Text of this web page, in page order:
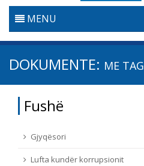
MENU
FILLESTARE
LUFTA KUNDËR KORRUPSIONIT
TË DREJTA THEMELORE
E DREJTA E QYTETARËVE TË BE-SË
Kërko dokumente
Fushë / lëmi
DOKUMENTE: ME TAG
Fushë
Gjyqësori
Lufta kundër korrupsionit